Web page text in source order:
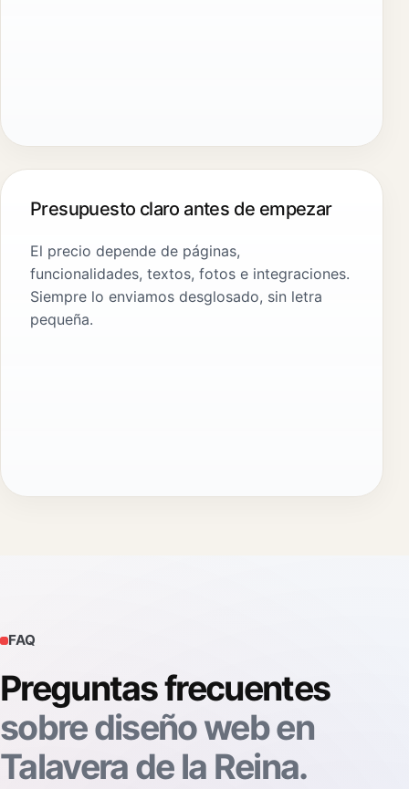
Presupuesto claro antes de empezar
El precio depende de páginas,
funcionalidades, textos, fotos e integraciones.
Siempre lo enviamos desglosado, sin letra
pequeña.
FAQ
Preguntas frecuentes
sobre diseño web en
Talavera de la Reina.